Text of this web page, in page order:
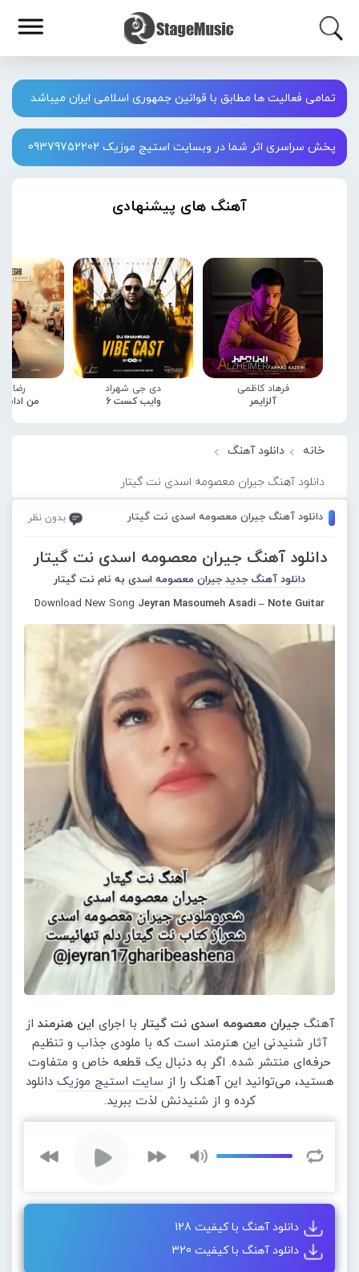
تمامی فعالیت ها مطابق با قوانین جمهوری اسلامی ایران میباشد
پخش سراسری اثر شما در وبسایت استیج موزیک 09379752202
آهنگ های پیشنهادی
فرهاد کاظمی
آلزایمر
دی جی شهراد
وایب کست 6
رضا
من
خانه دانلود آهنگ
دانلود آهنگ جیران معصومه اسدی نت گیتار
دانلود آهنگ جیران معصومه اسدی نت گیتار بدون نظر
دانلود آهنگ جیران معصومه اسدی نت گیتار
دانلود آهنگ جدید جیران معصومه اسدی به نام نت گیتار
Download New Song Jeyran Masoumeh Asadi – Note Guitar
آهنگجیران معصومه اسدی نت گیتار با اجرای این هنرمند از
آثار شنیدنی این هنرمند است که با ملودی جذاب و تنظیم
حرفه‌ای منتشر شده. اگر به دنبال یک قطعه خاص و متفاوت
هستید، می‌توانید این آهنگ را از سایت استیج موزیک دانلود
کرده و از شنیدنش لذت ببرید.
دانلود آهنگ با کیفیت 128
دانلود آهنگ با کیفیت 320